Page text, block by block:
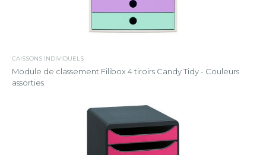
CAISSONS INDIVIDUELS
Module de classement Filibox 4 tiroirs Candy Tidy - Couleurs
assorties